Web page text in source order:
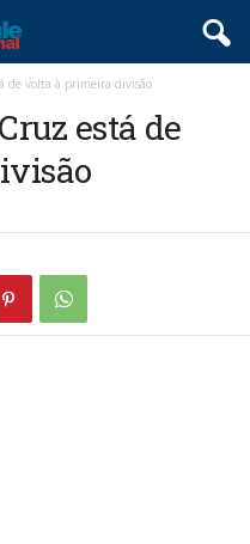
de volta à primeira divisão
está de